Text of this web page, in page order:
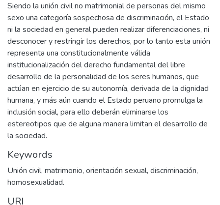
Siendo la unión civil no matrimonial de personas del mismo
sexo una categoría sospechosa de discriminación, el Estado
ni la sociedad en general pueden realizar diferenciaciones, ni
desconocer y restringir los derechos, por lo tanto esta unión
representa una constitucionalmente válida
institucionalización del derecho fundamental del libre
desarrollo de la personalidad de los seres humanos, que
actúan en ejercicio de su autonomía, derivada de la dignidad
humana, y más aún cuando el Estado peruano promulga la
inclusión social, para ello deberán eliminarse los
estereotipos que de alguna manera limitan el desarrollo de
la sociedad.
Keywords
Unión civil, matrimonio, orientación sexual, discriminación,
homosexualidad.
URI